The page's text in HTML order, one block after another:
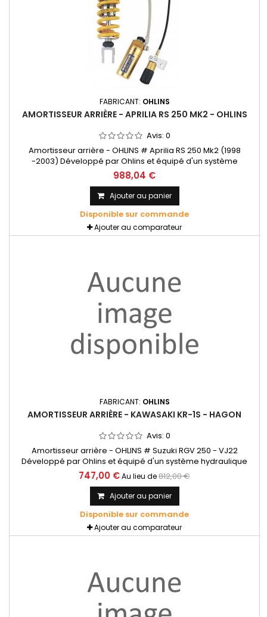
FABRICANT: OHLINS
AMORTISSEUR ARRIÈRE - APRILIA RS 250 MK2 - OHLINS
Avis: 0
Amortisseur arrière - OHLINS # Aprilia RS 250 Mk2 (1998
-2003) Développé par Ohlins et équipé d'un système
hydraulique sophistiqué qui garantit des performances
exceptionnelles en virage et au freinage. Pressurisé en azote
avec réservoir séparé
988,04 €
Ajouter au panier
Disponible sur commande
Ajouter au comparateur
FABRICANT: OHLINS
AMORTISSEUR ARRIÈRE - KAWASAKI KR-1S - HAGON
Avis: 0
Amortisseur arrière - OHLINS # Suzuki RGV 250 - VJ22
Développé par Ohlins et équipé d'un système hydraulique
sophistiqué qui garantit des performances exceptionnelles
en virage et au freinage. Pressurisé en azote avec réservoir
séparé
747,00 €Au lieu de812,00 €
Ajouter au panier
Disponible sur commande
Ajouter au comparateur